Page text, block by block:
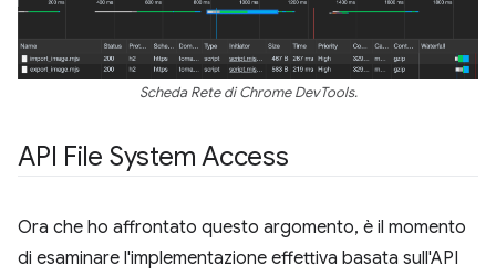
Scheda Rete di Chrome DevTools.
API File System Access
Ora che ho affrontato questo argomento, è il momento
di esaminare l'implementazione effettiva basata sull'API